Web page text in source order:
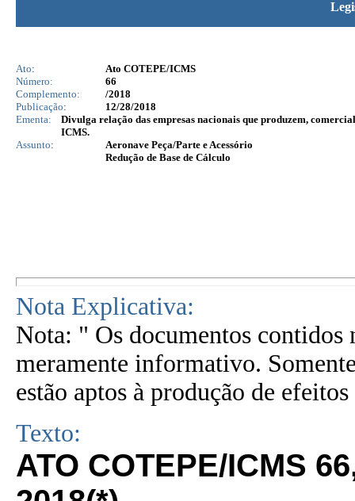
Ato:
Ato COTEPE/ICMS
Número:
66
Complemento:
/2018
Publicação:
12/28/2018
Ementa:
Divulga relação das empresas nacionais que produzem,
ICMS.
Assunto:
Aeronave Peça/Parte e Acessório
Redução de Base de Cálculo
Nota Explicativa:
Nota: " Os documentos contidos
meramente informativo.
estão aptos à produção de
Texto:
ATO COTEPE/ICMS